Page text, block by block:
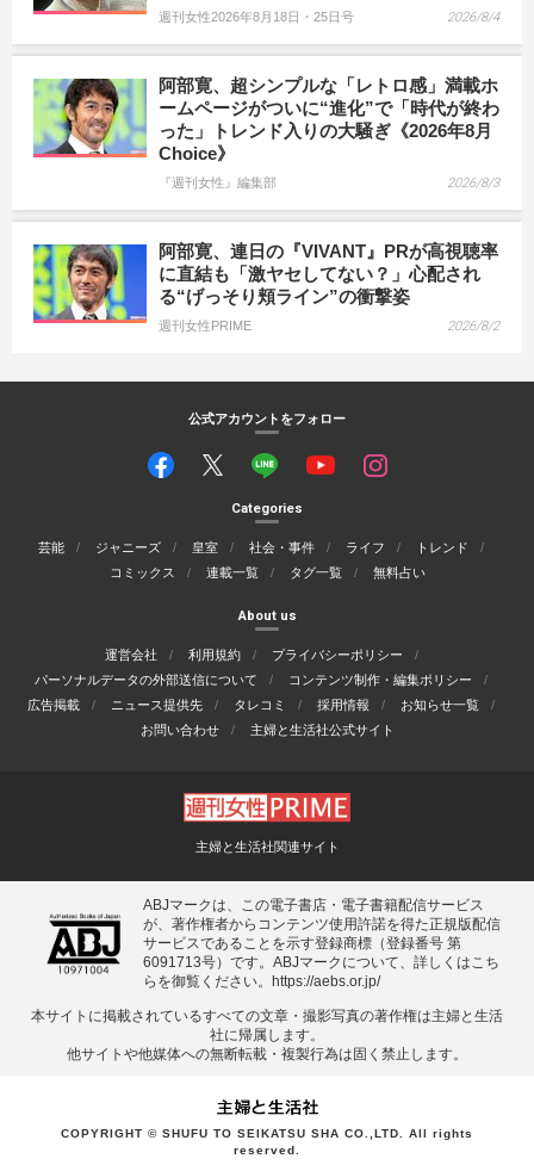
週刊女性2026年8月18日・25日号 2026/8/4
阿部寛、超シンプルな「レトロ感」満載ホ
ームページがついに“進化”で「時代が終わ
った」トレンド入りの大騒ぎ《2026年8月
Choice》
『週刊女性』編集部 2026/8/3
阿部寛、連日の『VIVANT』PRが高視聴率
に直結も「激ヤセしてない？」心配され
る“げっそり頬ライン”の衝撃姿
週刊女性PRIME 2026/8/2
公式アカウントをフォロー
Categories
芸能 ジャニーズ 皇室 社会・事件 ライフ
トレンド
コミックス
連載一覧 タグ一覧 無料占い
About us
運営会社 利用規約
プライバシーポリシー
パーソナルデータの外部送信について
コンテンツ制作・編集ポリシー
広告掲載
ニュース提供先 タレコミ 採用情報
お知らせ一覧
お問い合わせ
主婦と生活社公式サイト
主婦と生活社関連サイト
ABJマークは、この電子書店・電子書籍配信サービス
が、著作権者からコンテンツ使用許諾を得た正規版配信
サービスであることを示す登録商標（登録番号 第
6091713号）です。ABJマークについて、詳しくはこち
らを御覧ください。
https://aebs.or.jp/
本サイトに掲載されているすべての⽂章・撮影写真の著作権は主婦と⽣活
社に帰属します。
他サイトや他媒体への無断転載・複製⾏為は固く禁⽌します。
COPYRIGHT © SHUFU TO SEIKATSU SHA CO.,LTD. All rights
reserved.